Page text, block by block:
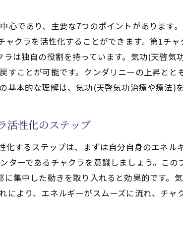
たチャクラの調整
活かすチャクラの知識
上昇させる気功(天啓気功治療や療法)の力潜
気功治療や療法)とクンダリニーの歴史と背景
センターとしてのクンダリニーの役割
気功治療や療法)によるエネルギーブロックの
ー上昇のサインとその対策
気功治療や療法)師の指導の重要性と選び方
秘密気功(天啓気功治療や療法)で内なる力を
気功治療や療法)によるチャクラの目覚めとは
気功(天啓気功治療や療法)の関係
活性化するための実践法
心であり、主要な7つのポイントがあります
クラを活性化することができます。第1チ
は独自の役割を持っています。気功(天啓
すことが可能です。クンダリニーの上昇と
本的な理解は、気功(天啓気功治療や療法)
活性化のステップ
するステップは、まずは自分自身のエネル
ターであるチャクラを意識しましょう。こ
集中した動きを取り入れると効果的です。
により、エネルギーがスムーズに流れ、チャ